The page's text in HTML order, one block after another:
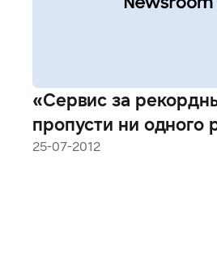
«Сервис за
пропусти ни одного
Samsung!
25-07-2012